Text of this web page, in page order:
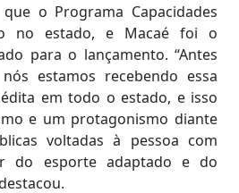
o Programa Capacidades
no estado, e Macaé foi o
para o lançamento. “Antes
estamos recebendo essa
em todo o estado, e isso
e um protagonismo diante
voltadas à pessoa com
do esporte adaptado e do